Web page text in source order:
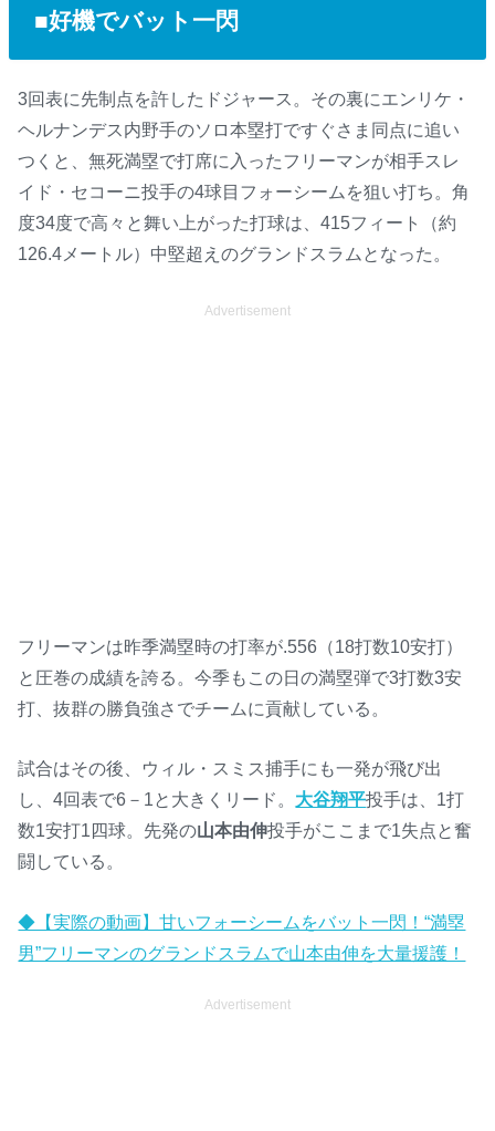
■好機でバット一閃
3回表に先制点を許したドジャース。その裏にエンリケ・
ヘルナンデス内野手のソロ本塁打ですぐさま同点に追い
つくと、無死満塁で打席に入ったフリーマンが相手スレ
イド・セコーニ投手の4球目フォーシームを狙い打ち。角
度34度で高々と舞い上がった打球は、415フィート（約
126.4メートル）中堅超えのグランドスラムとなった。
Advertisement
フリーマンは昨季満塁時の打率が.556（18打数10安打）
と圧巻の成績を誇る。今季もこの日の満塁弾で3打数3安
打、抜群の勝負強さでチームに貢献している。
試合はその後、ウィル・スミス捕手にも一発が飛び出
し、4回表で6－1と大きくリード。 大谷翔平投手は、1打
数1安打1四球。先発の山本由伸投手がここまで1失点と奮
闘している。
◆【実際の動画】甘いフォーシームをバット一閃！“満塁
男”フリーマンのグランドスラムで山本由伸を大量援護！
Advertisement